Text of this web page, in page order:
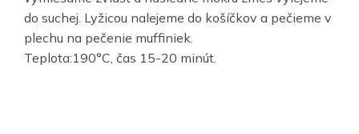
do suchej. Lyžicou nalejeme do košíčkov a pečieme v
plechu na pečenie muffiniek.
Teplota:190°C, čas 15-20 minút.